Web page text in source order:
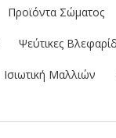
Προϊόντα Σώματος
Ψεύτικες
Ισιωτική Μαλλιών